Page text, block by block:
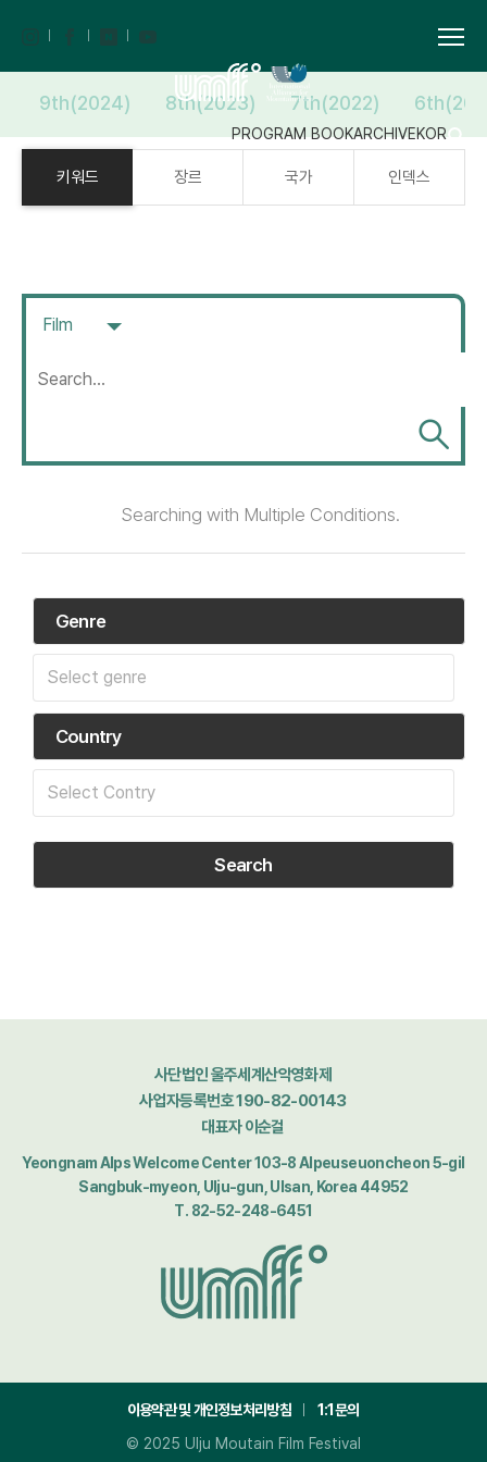
PROGRAM BOOKARCHIVEKOR
9th(2024) 8th(2023) 7th(2022)
키워드 장르 국가 인덱스
Film
Searching with Multiple Conditions.
Genre
Select genre
Country
Select Contry
Search
사단법인 울주세계산악영화제
사업자등록번호 190-82-00143
대표자 이순걸
Yeongnam Alps Welcome Center 103-8 Alpeuseuoncheon 5-gil
Sangbuk-myeon, Ulju-gun, Ulsan, Korea 44952
T. 82-52-248-6451
이용약관 및 개인정보처리방침
1:1문의
© 2025 Ulju Moutain Film Festival